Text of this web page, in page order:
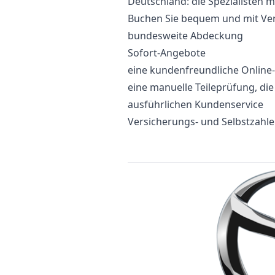
Buchen Sie bequem und mit
bundesweite Abdeckung
Sofort-Angebote
eine kundenfreundliche
eine manuelle Teileprüfung,
ausführlichen Kundenservice
Versicherungs- und